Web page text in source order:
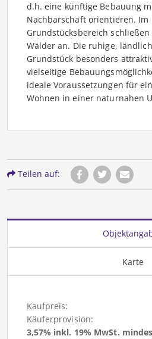
d.h. eine künftige Bebauung
Nachbarschaft orientieren. Im
Grundstücksbereich
Wälder an. Die ruhige,
Grundstück besonders
vielseitige
ideale Voraussetzungen für
Wohnen in einer naturnahen
Teilen auf:
Karte
Kaufpreis:
Käuferprovision:
3,57% inkl. 19% MwSt.